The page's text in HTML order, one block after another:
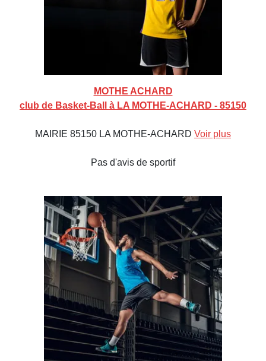
MOTHE ACHARD
club de Basket-Ball à LA MOTHE-ACHARD - 85150
MAIRIE 85150 LA MOTHE-ACHARD Voir plus
Pas d'avis de sportif